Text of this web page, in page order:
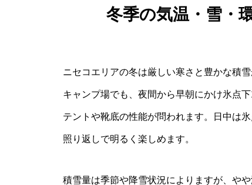
冬季の気温・雪・
ニセコエリアの冬は厳しい寒さと豊かな積
キャンプ場でも、夜間から早朝にかけ氷点
テントや靴底の性能が問われます。日中は
照り返しで明るく楽しめます。
積雪量は季節や降雪状況によりますが、や